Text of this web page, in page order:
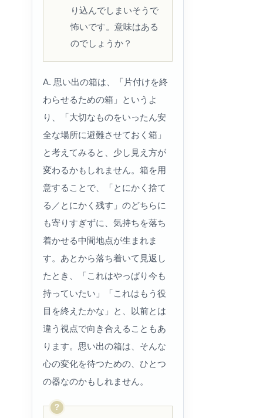
り込んでしまいそうで
怖いです。意味はある
のでしょうか？
A. 思い出の箱は、「片付けを終
わらせるための箱」というよ
り、「大切なものをいったん安
全な場所に避難させておく箱」
と考えてみると、少し見え方が
変わるかもしれません。箱を用
意することで、「とにかく捨て
る／とにかく残す」のどちらに
も寄りすぎずに、気持ちを落ち
着かせる中間地点が生まれま
す。あとから落ち着いて見返し
たとき、「これはやっぱり今も
持っていたい」「これはもう役
目を終えたかな」と、以前とは
違う視点で向き合えることもあ
ります。思い出の箱は、そんな
心の変化を待つための、ひとつ
の器なのかもしれません。